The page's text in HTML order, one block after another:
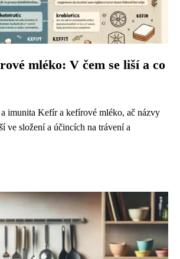
mléko: V čem se liší a co
imunita Kefír a kefírové mléko, ač názvy
ve složení a účincích na trávení a